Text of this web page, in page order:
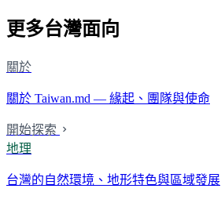
更多台灣面向
關於
關於 Taiwan.md — 緣起、團隊與使命
開始探索
地理
台灣的自然環境、地形特色與區域發展